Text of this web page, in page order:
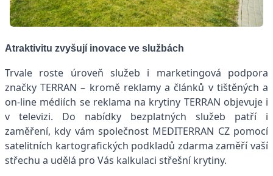
Atraktivitu zvyšují inovace ve službách
Trvale roste úroveň služeb i marketingová podpora
značky TERRAN – kromě reklamy a článků v tištěných a
on-line médiích se reklama na krytiny TERRAN objevuje i
v televizi. Do nabídky bezplatných služeb patří i
zaměření, kdy vám společnost MEDITERRAN CZ pomocí
satelitních kartografických podkladů zdarma zaměří vaší
střechu a udělá pro Vás kalkulaci střešní krytiny.